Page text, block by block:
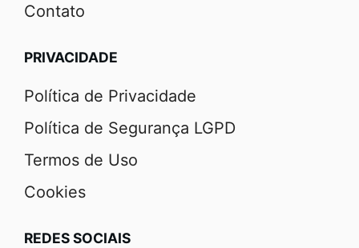
Contato
PRIVACIDADE
Política de Privacidade
Política de Segurança LGPD
Termos de Uso
Cookies
REDES SOCIAIS